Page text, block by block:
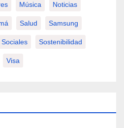
Música Noticias
Salud Samsung
Sociales Sostenibilidad
Visa